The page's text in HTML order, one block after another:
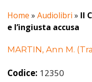
Home » Audiolibri » Il
e l’ingiusta accusa
MARTIN, Ann M.
Codice: 12350